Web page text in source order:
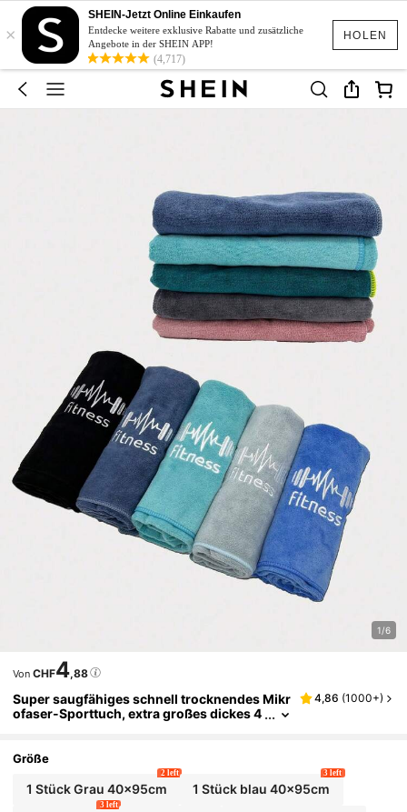
HOLEN
×
SHEIN-Jetzt Online Einkaufen
Entdecke weitere exklusive Rabatte und zusätzliche
Angebote in der SHEIN APP!
(4,717)
1/6
Von CHF4,88
Super saugfähiges schnell trocknendes Mikr
ofaser-Sporttuch, extra großes dickes 4
men, Camping, Mehrzweck-Strand- und Po
ol-Handtuch, Unisex Party Outdoor Accesso
ire
4,86 (1000+)
Größe
1 Stück Grau 40x95cm
2 left
1 Stück blau 40x95cm
3 left
3 left